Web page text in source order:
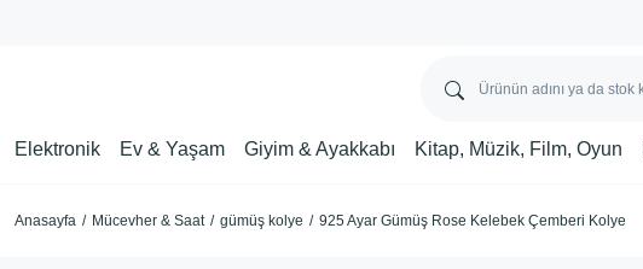
Elektronik Ev & Yaşam Giyim & Ayakkabı Kitap, Müzik, Film, Oyun
Anasayfa Mücevher & Saat gümüş kolye 925 Ayar Gümüş Rose Kelebek Çemberi Kolye